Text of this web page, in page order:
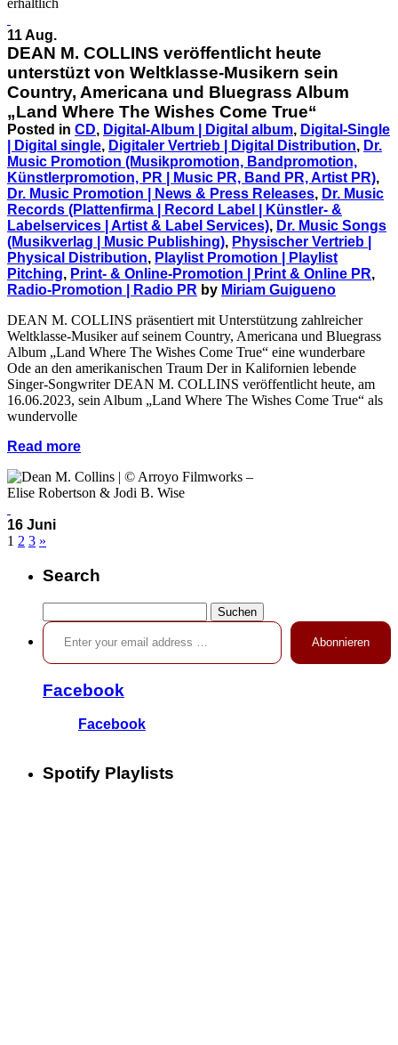
11 Aug.
DEAN M. COLLINS veröffentlicht heute
unterstüzt von Weltklasse-Musikern sein
Country, Americana und Bluegrass Album
„Land Where The Wishes Come True“
Posted in CD, Digital-Album | Digital album, Digital-Single
| Digital single, Digitaler Vertrieb | Digital Distribution, Dr.
Music Promotion (Musikpromotion, Bandpromotion,
Künstlerpromotion, PR | Music PR, Band PR, Artist PR),
Dr. Music Promotion | News & Press Releases, Dr. Music
Records (Plattenfirma | Record Label | Künstler- &
Labelservices | Artist & Label Services), Dr. Music Songs
(Musikverlag | Music Publishing), Physischer Vertrieb |
Physical Distribution, Playlist Promotion | Playlist
Pitching, Print- & Online-Promotion | Print & Online PR,
Radio-Promotion | Radio PR by Miriam Guigueno
DEAN M. COLLINS präsentiert mit Unterstützung zahlreicher
Weltklasse-Musiker auf seinem Country, Americana und Bluegrass
Album „Land Where The Wishes Come True“ eine wunderbare
Ode an den amerikanischen Traum Der in Kalifornien lebende
Singer-Songwriter DEAN M. COLLINS veröffentlicht heute, am
16.06.2023, sein Album „Land Where The Wishes Come True“ als
wundervolle
Read more
16 Juni
1 2 3 »
Search
nach:
Enter your email address …
Abonnieren
Facebook
Facebook
Spotify Playlists